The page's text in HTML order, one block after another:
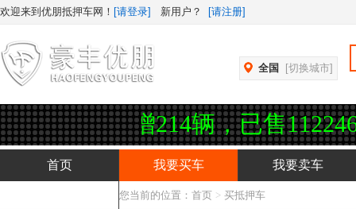
欢迎来到优朋抵押车网！ [请登录] 新用户？ [请注册]
全国 [切换城市]
增214辆，已售112246辆
首页 我要买车 我要卖车
您当前的位置： 首页 > 买抵押车